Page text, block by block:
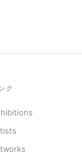
ク